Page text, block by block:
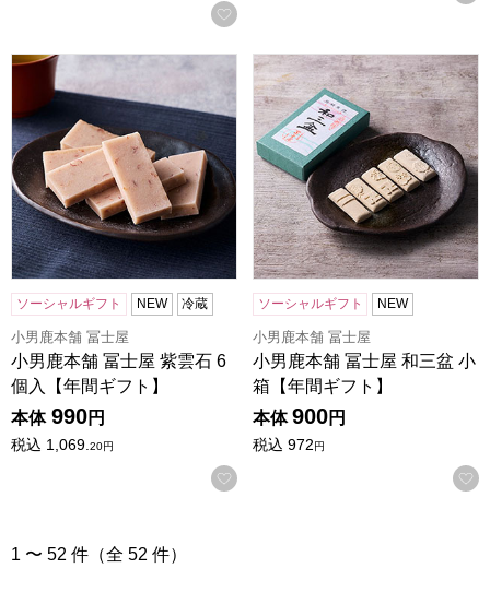
お気に入りに登録する
小男鹿本舗 冨士屋 紫雲石 6個入【年間ギフト】
ソーシャルギフト NEW 冷蔵
小男鹿本舗 冨士屋
小男鹿本舗 冨士屋 紫雲石 6
個入【年間ギフト】
本体 990円
税込 1,069.20円
お気に入りに登録する
小男鹿本舗 冨士屋 和三盆 小
ソーシャルギフト NEW
小男鹿本舗 冨士屋
小男鹿本舗 冨士屋 和三盆 小
箱【年間ギフト】
本体 900円
税込 972円
1 〜 52 件（全 52 件）